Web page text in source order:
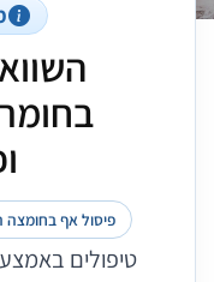
פיסול אף בחומצה
טיפולים